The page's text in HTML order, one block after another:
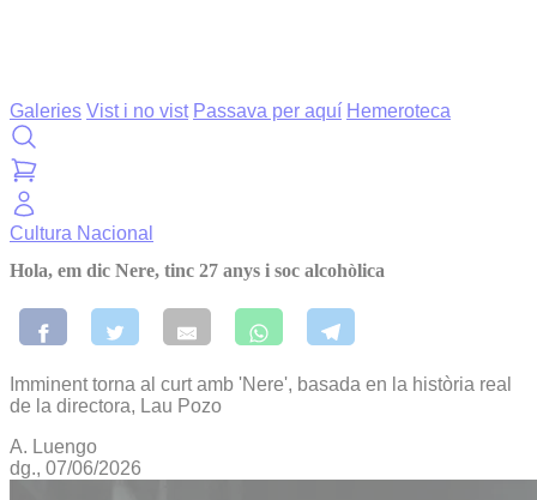
Galeries Vist i no vist Passava per aquí Hemeroteca
Cultura Nacional
Hola, em dic Nere, tinc 27 anys i soc alcohòlica
Imminent torna al curt amb 'Nere', basada en la història real
de la directora, Lau Pozo
A. Luengo
dg., 07/06/2026